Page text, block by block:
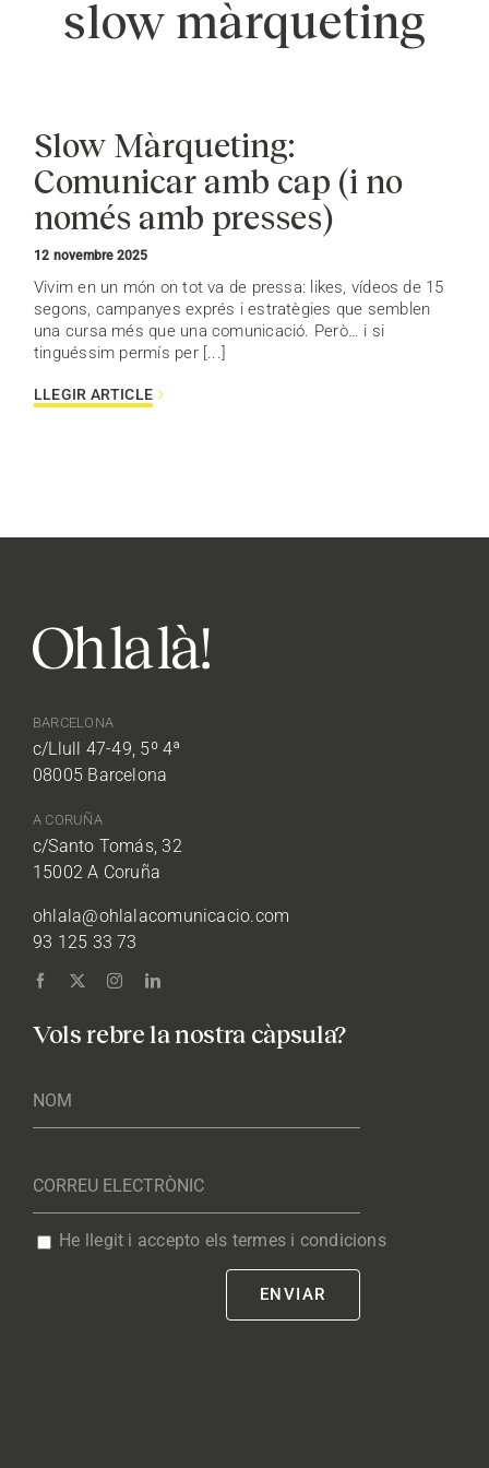
slow màrqueting
Slow Màrqueting:
Comunicar amb cap (i no
només amb presses)
12 novembre 2025
Vivim en un món on tot va de pressa: likes, vídeos de 15
segons, campanyes exprés i estratègies que semblen
una cursa més que una comunicació. Però… i si
tinguéssim permís per [...]
LLEGIR ARTICLE
BARCELONA
c/Llull 47-49, 5º 4ª
08005 Barcelona
A CORUÑA
c/Santo Tomás, 32
15002 A Coruña
ohlala@ohlalacomunicacio.com
93 125 33 73
Vols rebre la nostra càpsula?
He llegit i accepto els termes i condicions